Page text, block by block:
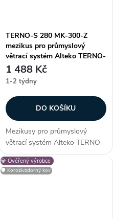
TERNO-S 280 MK-300-Z
mezikus pro průmyslový
větrací systém Alteko TERNO-
S
1 488 Kč
1-2 týdny
DO KOŠÍKU
Mezikusy pro průmyslový
větrací systém Alteko TERNO-
S. Vhodné pro systém řady
TERNO-S 280. Zákazníci často
dokupují...
💎 Ověřený výrobce
🛡️ Korozivzdorný kov